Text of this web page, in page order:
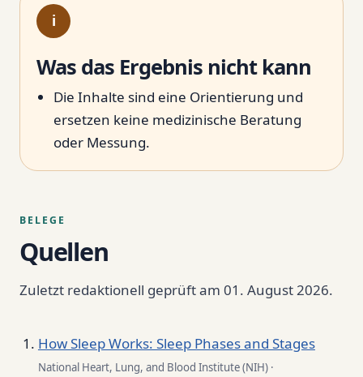
i
Was das Ergebnis nicht kann
Die Inhalte sind eine Orientierung und
ersetzen keine medizinische Beratung
oder Messung.
BELEGE
Quellen
Zuletzt redaktionell geprüft am 01. August 2026.
How Sleep Works: Sleep Phases and Stages
National Heart, Lung, and Blood Institute (NIH) ·